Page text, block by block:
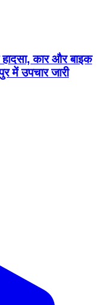
हादसा, कार और बाइक
में उपचार जारी